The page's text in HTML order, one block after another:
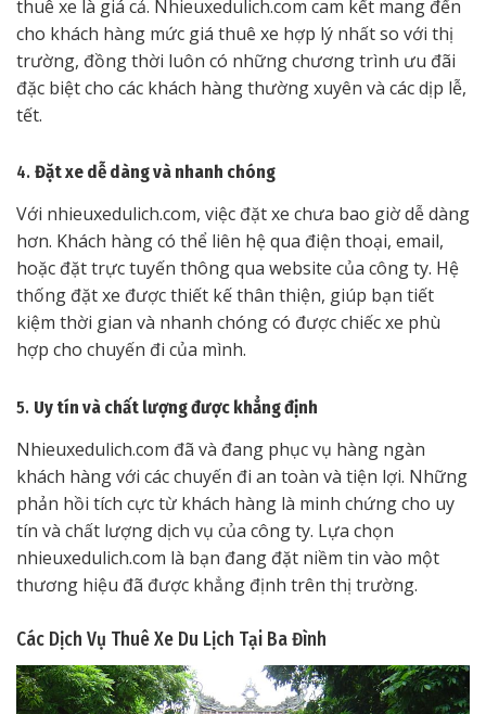
thuê xe là giá cả. Nhieuxedulich.com cam kết mang đến
cho khách hàng mức giá thuê xe hợp lý nhất so với thị
trường, đồng thời luôn có những chương trình ưu đãi
đặc biệt cho các khách hàng thường xuyên và các dịp lễ,
tết.
4. Đặt xe dễ dàng và nhanh chóng
Với nhieuxedulich.com, việc đặt xe chưa bao giờ dễ dàng
hơn. Khách hàng có thể liên hệ qua điện thoại, email,
hoặc đặt trực tuyến thông qua website của công ty. Hệ
thống đặt xe được thiết kế thân thiện, giúp bạn tiết
kiệm thời gian và nhanh chóng có được chiếc xe phù
hợp cho chuyến đi của mình.
5. Uy tín và chất lượng được khẳng định
Nhieuxedulich.com đã và đang phục vụ hàng ngàn
khách hàng với các chuyến đi an toàn và tiện lợi. Những
phản hồi tích cực từ khách hàng là minh chứng cho uy
tín và chất lượng dịch vụ của công ty. Lựa chọn
nhieuxedulich.com là bạn đang đặt niềm tin vào một
thương hiệu đã được khẳng định trên thị trường.
Các Dịch Vụ Thuê Xe Du Lịch Tại Ba Đình